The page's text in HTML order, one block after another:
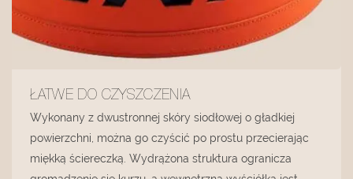
ŁATWE DO CZYSZCZENIA
Wykonany z dwustronnej skóry siodłowej o gładkiej
powierzchni, można go czyścić po prostu przecierając
miękką ściereczką. Wydrążona struktura ogranicza